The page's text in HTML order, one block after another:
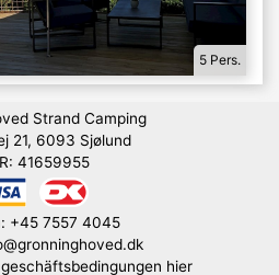
5 Pers.
Strand Camping
21, 6093 Sjølund
41659955
+45 7557 4045
hier